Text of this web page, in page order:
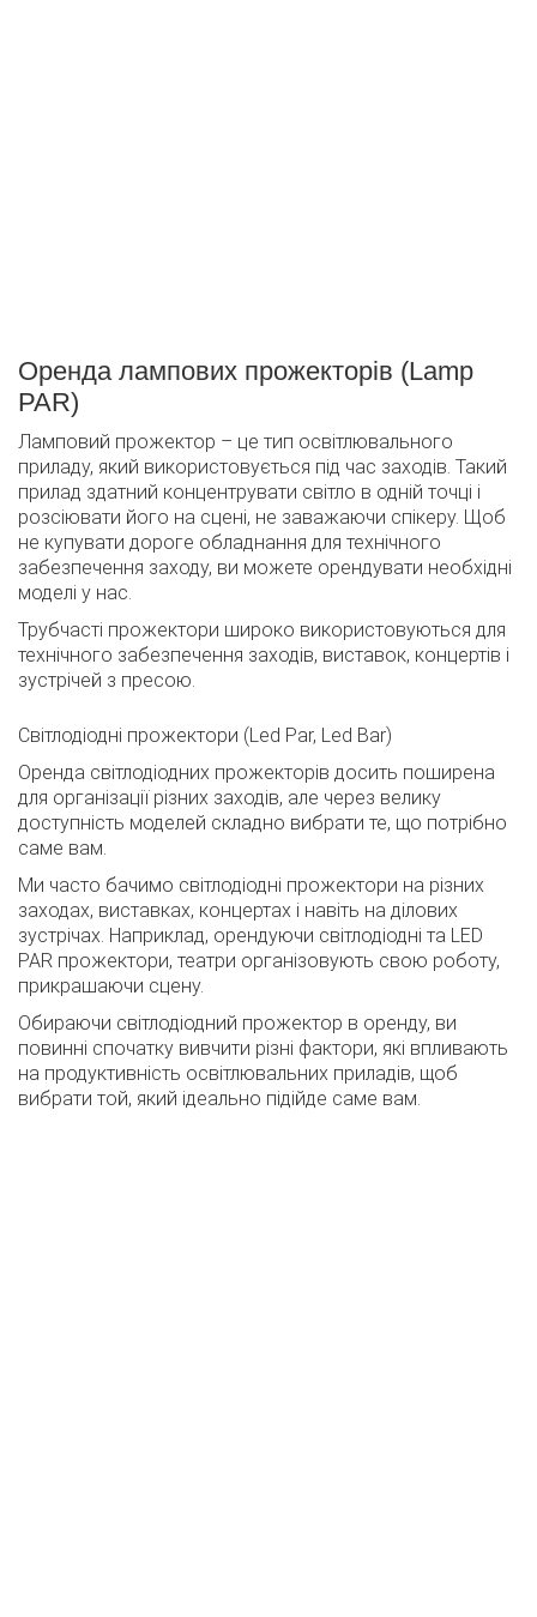
Оренда лампових прожекторів (Lamp
PAR)
Ламповий прожектор – це тип освітлювального
приладу, який використовується під час заходів. Такий
прилад здатний концентрувати світло в одній точці і
розсіювати його на сцені, не заважаючи спікеру. Щоб
не купувати дороге обладнання для технічного
забезпечення заходу, ви можете орендувати необхідні
моделі у нас.
Трубчасті прожектори широко використовуються для
технічного забезпечення заходів, виставок, концертів і
зустрічей з пресою.
Світлодіодні прожектори (Led Par, Led Bar)
Оренда світлодіодних прожекторів досить поширена
для організації різних заходів, але через велику
доступність моделей складно вибрати те, що потрібно
саме вам.
Ми часто бачимо світлодіодні прожектори на різних
заходах, виставках, концертах і навіть на ділових
зустрічах. Наприклад, орендуючи світлодіодні та LED
PAR прожектори, театри організовують свою роботу,
прикрашаючи сцену.
Обираючи світлодіодний прожектор в оренду, ви
повинні спочатку вивчити різні фактори, які впливають
на продуктивність освітлювальних приладів, щоб
вибрати той, який ідеально підійде саме вам.